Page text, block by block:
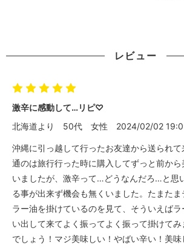
レビュー
激辛に感動して…リピ♡
北海道より
50代 女性 2024/02/02
沖縄に引っ越して行ったお友達から送られ
通のは旅行行った時に購入してずっと前か
いましたが、激辛って…どうなんだろ…と思
る事が出来ず機会も無くいました。たまた
ラー油を掛けているのを見て、そういえば
い出して来てよく振ってよく振って掛けて
でしょう！マジ美味しい！やばい辛い！美